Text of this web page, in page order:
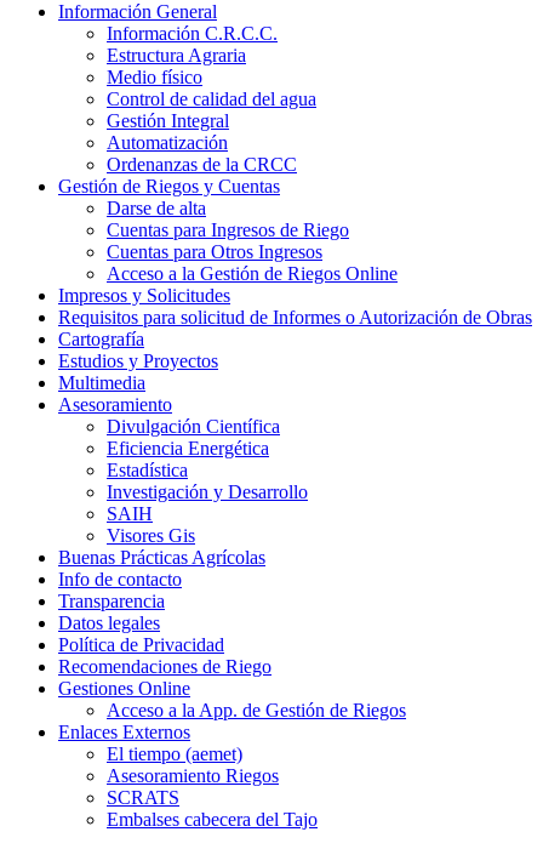
Información General
Información C.R.C.C.
Estructura Agraria
Medio físico
Control de calidad del agua
Gestión Integral
Automatización
Ordenanzas de la CRCC
Gestión de Riegos y Cuentas
Darse de alta
Cuentas para Ingresos de Riego
Cuentas para Otros Ingresos
Acceso a la Gestión de Riegos Online
Impresos y Solicitudes
Requisitos para solicitud de Informes o Autorización de Obras
Cartografía
Estudios y Proyectos
Multimedia
Asesoramiento
Divulgación Científica
Eficiencia Energética
Estadística
Investigación y Desarrollo
SAIH
Visores Gis
Buenas Prácticas Agrícolas
Info de contacto
Transparencia
Datos legales
Política de Privacidad
Recomendaciones de Riego
Gestiones Online
Acceso a la App. de Gestión de Riegos
Enlaces Externos
El tiempo (aemet)
Asesoramiento Riegos
SCRATS
Embalses cabecera del Tajo